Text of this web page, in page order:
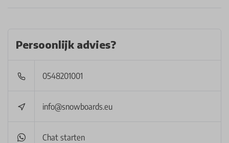
Persoonlijk advies?
0548201001
info@snowboards.eu
Chat starten